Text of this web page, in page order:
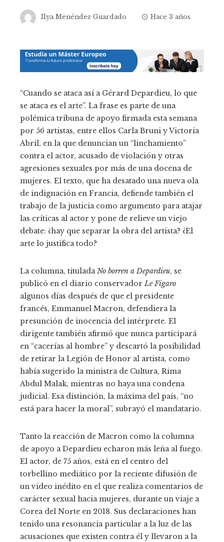
Ilya Menéndez Guardado Hace 3 años
“Cuando se ataca así a Gérard Depardieu, lo que
se ataca es el arte”. La frase es parte de una
polémica tribuna de apoyo firmada esta semana
por 56 artistas, entre ellos Carla Bruni y Victoria
Abril, en la que denuncian un “linchamiento”
contra el actor, acusado de violación y otras
agresiones sexuales por más de una docena de
mujeres. El texto, que ha desatado una nueva ola
de indignación en Francia, defiende también el
trabajo de la justicia como argumento para atajar
las críticas al actor y pone de relieve un viejo
debate: ¿hay que separar la obra del artista? ¿El
arte lo justifica todo?
La columna, tituladaNo borren a Depardieu, se
publicó en el diario conservadorLe Figaro
algunos días después de que el presidente
francés, Emmanuel Macron, defendiera la
presunción de inocencia del intérprete. El
dirigente también afirmó que nunca participará
en “cacerías al hombre” y descartó la posibilidad
de retirar la Legión de Honor al artista, como
había sugerido la ministra de Cultura, Rima
Abdul Malak, mientras no haya una condena
judicial. Esa distinción, la máxima del país, “no
está para hacer la moral”, subrayó el mandatario.
Tanto la reacción de Macron como la columna
de apoyo a Depardieu echaron más leña al fuego.
El actor, de 75 años, está en el centro del
torbellino mediático por la reciente difusión de
un video inédito en el que realiza comentarios de
carácter sexual hacia mujeres, durante un viaje a
Corea del Norte en 2018. Sus declaraciones han
tenido una resonancia particular a la luz de las
acusaciones que existen contra él y llevaron a la